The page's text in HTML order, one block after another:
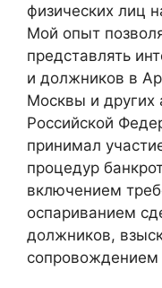
физических лиц
Мой опыт
представлять
и должников в
Москвы и других
Российской
принимал
процедур
включением
оспариванием
должников,
сопровождением